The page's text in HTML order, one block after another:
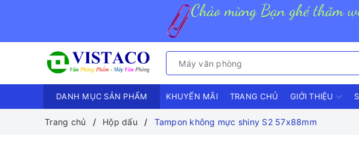
DANH MỤC SẢN PHẨM KHUYẾN MÃI TRANG CHỦ GIỚI THIỆU
Trang chủ Hộp dấu Tampon không mực shiny S2 57x88mm